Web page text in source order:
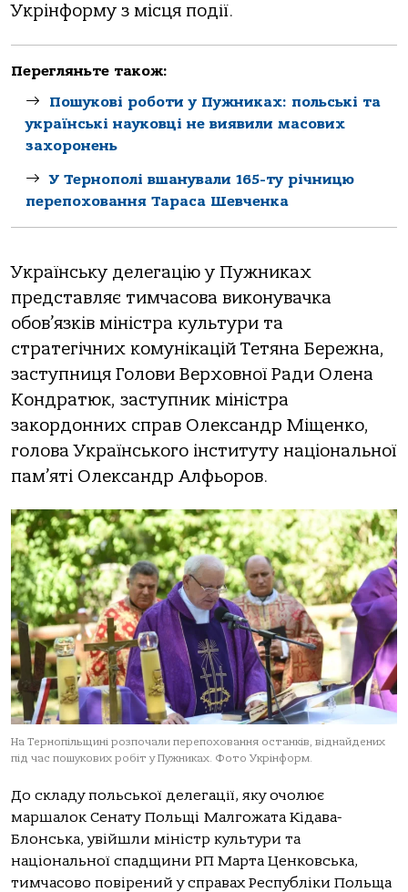
Укрінформу з місця події.
Перегляньте також:
Пошукові роботи у Пужниках: польські та
українські науковці не виявили масових
захоронень
У Тернополі вшанували 165-ту річницю
перепоховання Тараса Шевченка
Українську делегацію у Пужниках
представляє тимчасова виконувачка
обов’язків міністра культури та
стратегічних комунікацій Тетяна Бережна,
заступниця Голови Верховної Ради Олена
Кондратюк, заступник міністра
закордонних справ Олександр Міщенко,
голова Українського інституту національної
пам’яті Олександр Алфьоров.
На Тернопільщині розпочали перепоховання останків, віднайдених
під час пошукових робіт у Пужниках. Фото Укрінформ.
До складу польської делегації, яку очолює
маршалок Сенату Польщі Малгожата Кідава-
Блонська, увійшли міністр культури та
національної спадщини РП Марта Ценковська,
тимчасово повірений у справах Республіки Польща